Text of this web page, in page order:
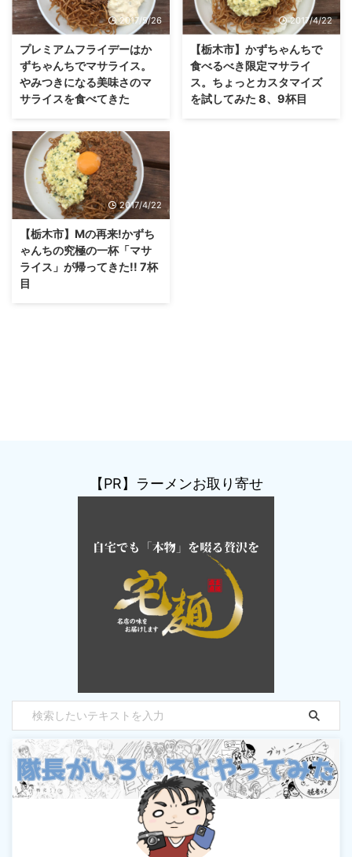
2017/5/26
プレミアムフライデーはか
ずちゃんちでマサライス。
やみつきになる美味さのマ
サライスを食べてきた
2017/4/22
【栃木市】かずちゃんちで
食べるべき限定マサライ
ス。ちょっとカスタマイズ
を試してみた 8、9杯目
2017/4/22
【栃木市】Mの再来!かずち
ゃんちの究極の一杯「マサ
ライス」が帰ってきた!! 7杯
目
【PR】ラーメンお取り寄せ